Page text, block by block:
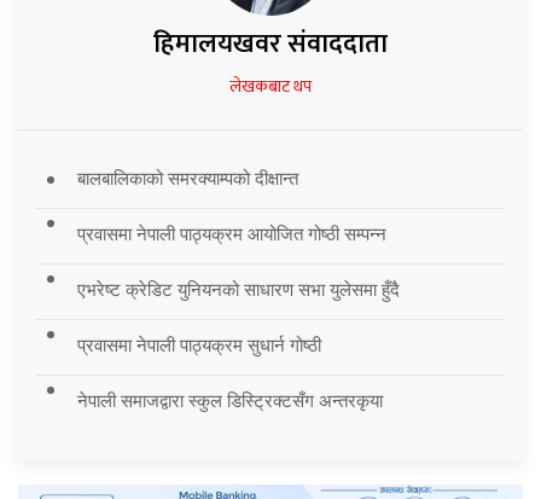
हिमालयखवर संवाददाता
लेखकबाट थप
बालबालिकाको समरक्याम्पको दीक्षान्त
प्रवासमा नेपाली पाठ्यक्रम आयोजित गोष्ठी सम्पन्न
एभरेष्ट क्रेडिट युनियनको साधारण सभा युलेसमा हुँदै
प्रवासमा नेपाली पाठ्यक्रम सुधार्न गोष्ठी
नेपाली समाजद्वारा स्कुल डिस्ट्रिक्टसँग अन्तरकृया